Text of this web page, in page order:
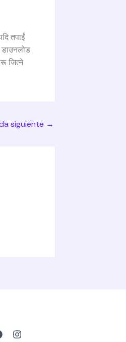
तपाईं
डाउनलोड
जित्ने
siguiente →